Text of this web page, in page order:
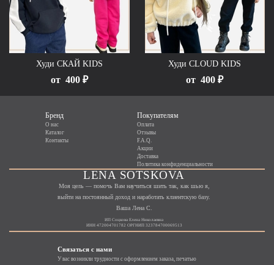
Худи СКАЙ KIDS
от 400 ₽
Худи CLOUD KIDS
от 400 ₽
Бренд
О нас
Каталог
Контакты
Покупателям
Оплата
Отзывы
F.A.Q.
Акции
Доставка
Политика конфиденциальности
LENA SOTSKOVA
Моя цель — помочь Вам научиться шить так, как шью я,
выйти на постоянный доход и наработать клиентскую базу.
Ваша Лена С.
ИП Соцкова Елена Николаевна
ИНН 472004701782 ОРГНИП 323784700069513
Связаться с нами
У вас возникли трудности с оформлением заказа, печатью